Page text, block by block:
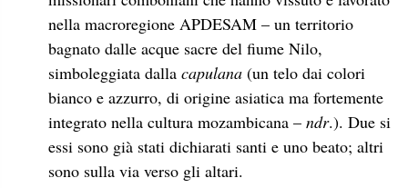
nella macroregione APDESAM – un territorio
bagnato dalle acque sacre del fiume Nilo,
simboleggiata dalla capulana (un telo dai colori
bianco e azzurro, di origine asiatica ma fortemente
integrato nella cultura mozambicana – ndr.). Due si
essi sono già stati dichiarati santi e uno beato; altri
sono sulla via verso gli altari.